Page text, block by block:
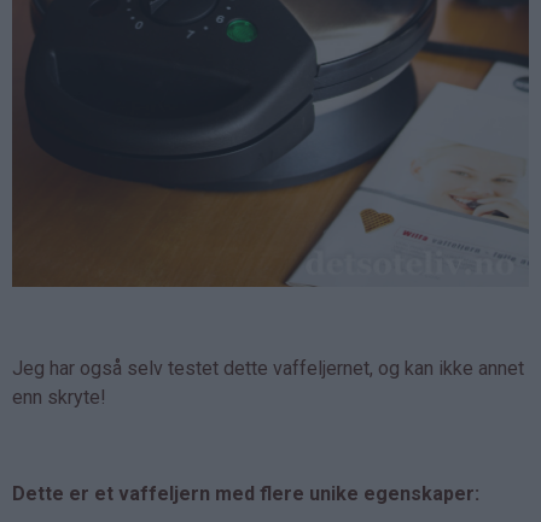
Jeg har også selv testet dette vaffeljernet, og kan ikke annet
enn skryte!
Dette er et vaffeljern med flere unike egenskaper: